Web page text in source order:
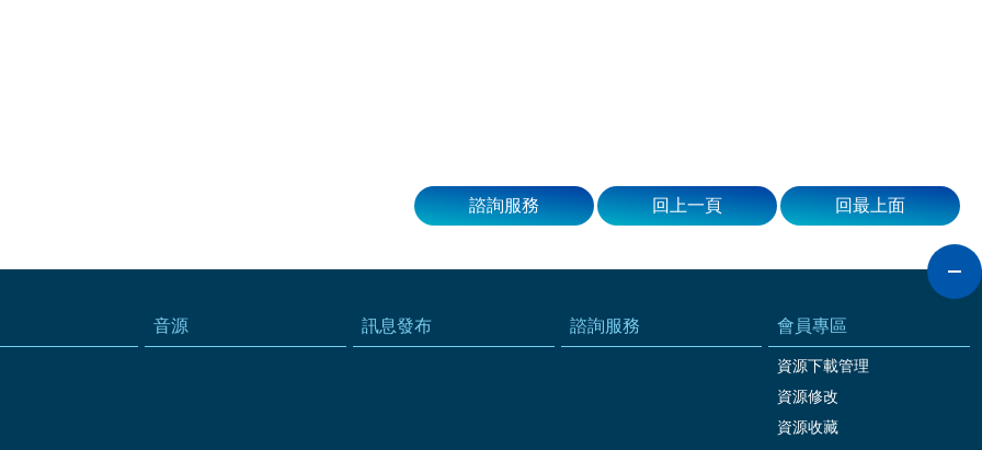
諮詢服務 回上一頁 回最上面
音源 訊息發布 諮詢服務 會員專區
資源下載管理
資源修改
資源收藏